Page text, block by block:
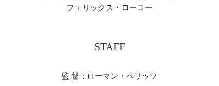
フェリックス・ローコー
STAFF
監 督：ローマン・ペリッツ